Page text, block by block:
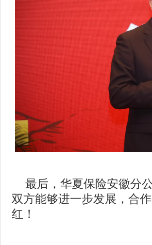
最后，华夏保险安徽分
双方能够进一步发展，合
红！